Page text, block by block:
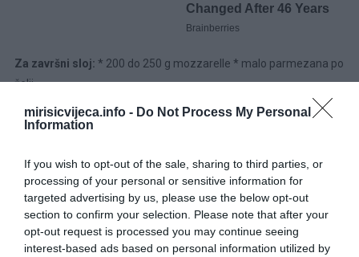
mirisicvijeca.info - Do Not Process My Personal
Information
If you wish to opt-out of the sale, sharing to third parties, or
processing of your personal or sensitive information for
targeted advertising by us, please use the below opt-out
section to confirm your selection. Please note that after your
opt-out request is processed you may continue seeing
interest-based ads based on personal information utilized by
Za završni sloj: * 200 do 250 g mozzarelle * malo parmezana po
želji
Priprema